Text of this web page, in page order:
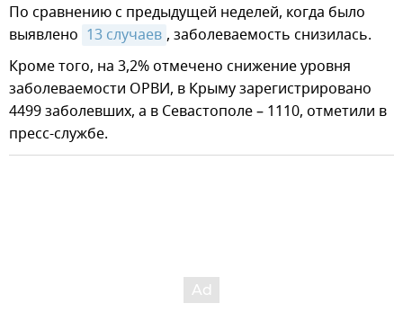
По сравнению с предыдущей неделей, когда было
выявлено 13 случаев , заболеваемость снизилась.
Кроме того, на 3,2% отмечено снижение уровня
заболеваемости ОРВИ, в Крыму зарегистрировано
4499 заболевших, а в Севастополе – 1110, отметили в
пресс-службе.